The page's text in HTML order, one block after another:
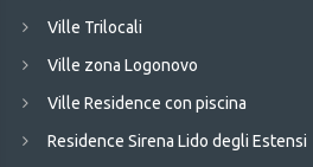
Ville Trilocali
Ville zona Logonovo
Ville Residence con piscina
Residence Sirena Lido degli Estensi